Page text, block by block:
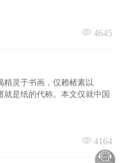
4645
精灵于书画，仅赖楮素以
就是纸的代称。本文仅就中国
4164